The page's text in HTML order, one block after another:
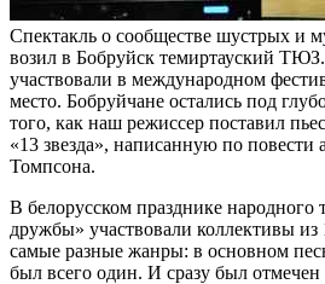
Спектакль о сообществе шустрых и
возил в Бобруйск темиртауский
участвовали в международном
место. Бобруйчане остались под
того, как наш режиссер поставил
«13 звезда», написанную по повести
Томпсона.
В белорусском празднике народного
дружбы» участвовали коллективы из
самые разные жанры: в основном
был всего один. И сразу был